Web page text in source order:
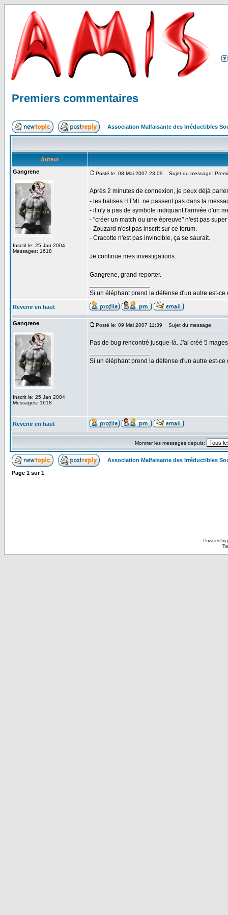
Premiers commentaires
Association Malfaisante des Irréductibles
Auteur
Gangrene
Inscrit le: 25 Jan 2004
Messages: 1618
Posté le: 08 Mai 2007 23:09 Sujet du message:
Après 2 minutes de connexion, je peux déjà
- les balises HTML ne passent pas dans la
- il n'y a pas de symbole indiquant l'arrivée d'un
- "créer un match ou une épreuve" n'est pas
- Zouzard n'est pas inscrit sur ce forum.
- Cracotte n'est pas invincible, ça se saurait.
Je continue mes investigations.
Gangrene, grand reporter.
Si un éléphant prend la défense d'un autre est-ce
Revenir en haut
Gangrene
Inscrit le: 25 Jan 2004
Messages: 1618
Posté le: 09 Mai 2007 11:39 Sujet du message:
Pas de bug rencontré jusque-là. J'ai créé 5
Si un éléphant prend la défense d'un autre est-ce
Revenir en haut
Montrer les messages depuis:
Association Malfaisante des Irréductibles
Page 1 sur1
Powered by